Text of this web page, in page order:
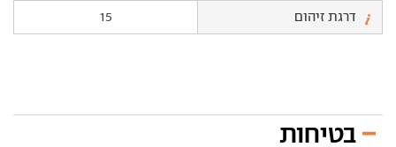
דרגת זיהום 15
בטיחות